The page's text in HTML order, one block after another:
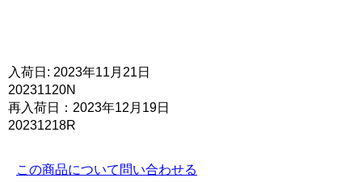
入荷日: 2023年11月21日
20231120N
再入荷日：2023年12月19日
20231218R
この商品について問い合わせる